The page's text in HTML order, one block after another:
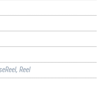
Reel